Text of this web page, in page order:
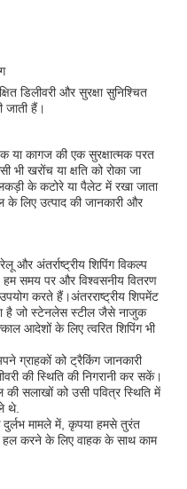
डिलीवरी और सुरक्षा सुनिश्चित
जाती हैं।
या कागज की एक सुरक्षात्मक परत
भी खरोंच या क्षति को रोका जा
के कटोरे या पैलेट में रखा जाता
लिए उत्पाद की जानकारी और
अंतर्राष्ट्रीय शिपिंग विकल्प
समय पर और विश्वसनीय वितरण
करते हैं।अंतरराष्ट्रीय शिपमेंट
है जो स्टेनलेस स्टील जैसे नाजुक
आदेशों के लिए त्वरित शिपिंग भी
ग्राहकों को ट्रैकिंग जानकारी
की स्थिति की निगरानी कर सकें।
की सलाखों को उसी पवित्र स्थिति में
थे.
दुर्लभ मामले में, कृपया हमसे तुरंत
करने के लिए वाहक के साथ काम